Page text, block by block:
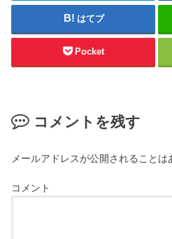
はてブ
Pocket
コメントを残す
メールアドレスが公開されることは
コメント